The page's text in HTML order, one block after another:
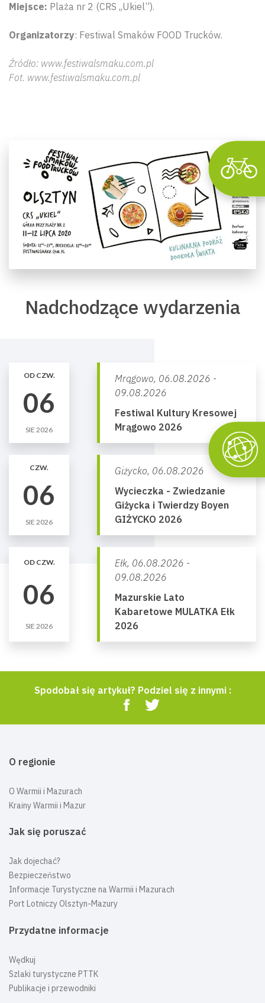
Miejsce: Plaża nr 2 (CRS ,,Ukiel”).
Organizatorzy: Festiwal Smaków FOOD Trucków.
Źródło: www.festiwalsmaku.com.pl
Fot. www.festiwalsmaku.com.pl
Nadchodzące wydarzenia
OD CZW.
06
SIE 2026
Mrągowo, 06.08.2026 -
09.08.2026
Festiwal Kultury Kresowej
Mrągowo 2026
CZW.
06
SIE 2026
Giżycko, 06.08.2026
Wycieczka - Zwiedzanie
Giżycka i Twierdzy Boyen
GIŻYCKO 2026
OD CZW.
06
SIE 2026
Ełk, 06.08.2026 -
09.08.2026
Mazurskie Lato
Kabaretowe MULATKA Ełk
2026
Spodobał się artykuł? Podziel się z innymi :
O regionie
O Warmii i Mazurach
Krainy Warmii i Mazur
Jak się poruszać
Jak dojechać?
Bezpieczeństwo
Informacje Turystyczne na Warmii i Mazurach
Port Lotniczy Olsztyn-Mazury
Przydatne informacje
Wędkuj
Szlaki turystyczne PTTK
Publikacje i przewodniki